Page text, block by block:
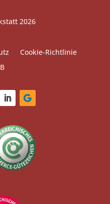
2026
Cookie-Richtlinie